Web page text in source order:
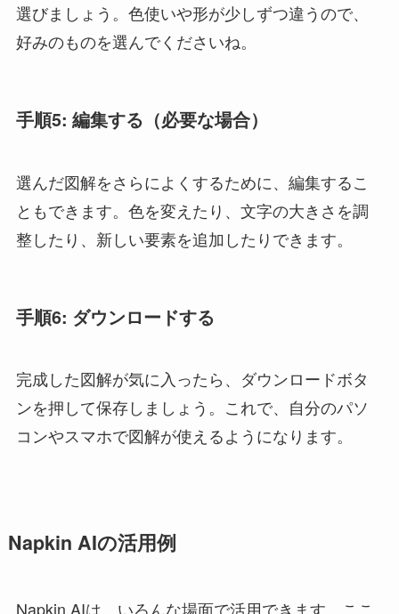
選びましょう。色使いや形が少しずつ違うので、
好みのものを選んでくださいね。
手順5: 編集する（必要な場合）
選んだ図解をさらによくするために、編集するこ
ともできます。色を変えたり、文字の大きさを調
整したり、新しい要素を追加したりできます。
手順6: ダウンロードする
完成した図解が気に入ったら、ダウンロードボタ
ンを押して保存しましょう。これで、自分のパソ
コンやスマホで図解が使えるようになります。
Napkin AIの活用例
Napkin AIは、いろんな場面で活用できます。ここ